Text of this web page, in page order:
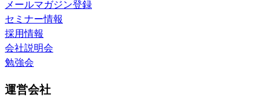
メールマガジン登録
セミナー情報
採用情報
会社説明会
勉強会
運営会社